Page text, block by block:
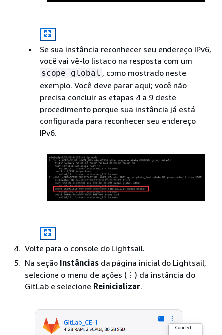
Se sua instância reconhecer seu endereço IPv6,
você vai vê-lo listado na resposta com um
scope global , como mostrado neste
exemplo. Você deve parar aqui; você não
precisa concluir as etapas 4 a 9 deste
procedimento porque sua instância já está
configurada para reconhecer seu endereço
IPv6.
Volte para o console do Lightsail.
Na seção Instâncias da página inicial do Lightsail,
selecione o menu de ações (⋮) da instância do
GitLab e selecione Reinicializar.